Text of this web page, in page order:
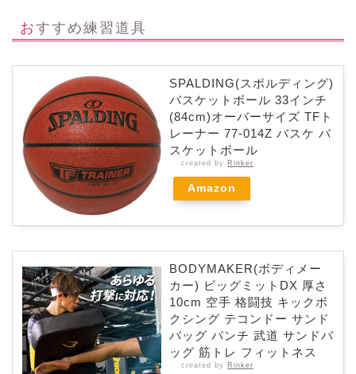
おすすめ練習道具
SPALDING(スポルディング)
バスケットボール 33インチ
(84cm)オーバーサイズ TFト
レーナー 77-014Z バスケ バ
スケットボール
created by Rinker
Amazon
BODYMAKER(ボディメー
カー) ビッグミットDX 厚さ
10cm 空手 格闘技 キックボ
クシング テコンドー サンド
バッグ パンチ 武道 サンドバ
ッグ 筋トレ フィットネス
created by Rinker